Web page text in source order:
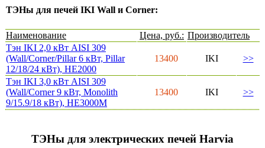
ТЭНы для печей IKI Wall и Corner:
Наименование Цена, руб.: Производитель
Тэн IKI 2,0 кВт AISI 309
(Wall/Corner/Pillar 6 кВт, Pillar
12/18/24 кВт), HE2000
13400 IKI >>
Тэн IKI 3,0 кВт AISI 309
(Wall/Corner 9 кВт, Monolith
9/15.9/18 кВт), HE3000M
13400 IKI >>
ТЭНы для электрических печей Harvia